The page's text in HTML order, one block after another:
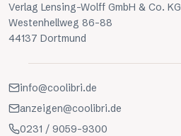
Verlag Lensing-Wolff GmbH & Co. KG
Westenhellweg 86-88
44137 Dortmund
info@coolibri.de
anzeigen@coolibri.de
0231 / 9059-9300